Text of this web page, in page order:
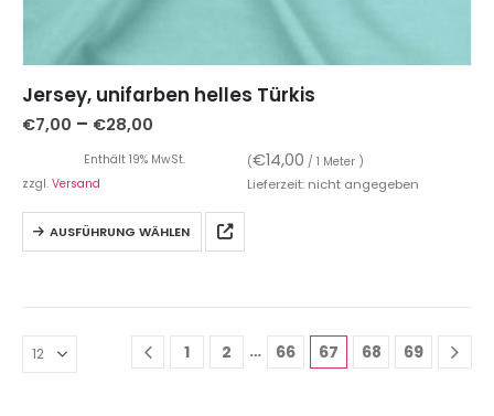
Jersey, unifarben helles Türkis
€7,00 – €28,00
Enthält 19% MwSt. (€14,00 / 1 Meter )
zzgl. Versand Lieferzeit: nicht angegeben
AUSFÜHRUNG WÄHLEN
1 2 … 66 67 68 69